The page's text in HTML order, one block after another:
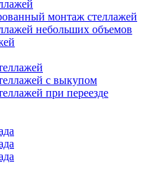
монтаж стеллажей
небольших объемов
с выкупом
при переезде